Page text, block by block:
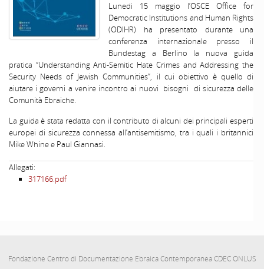
Lunedi 15 maggio l’OSCE Office for
Democratic Institutions and Human Rights
(ODIHR) ha presentato durante una
conferenza internazionale presso il
Bundestag a Berlino la nuova guida
pratica “Understanding Anti-Semitic Hate Crimes and Addressing the
Security Needs of Jewish Communities”, il cui obiettivo è quello di
aiutare i governi a venire incontro ai nuovi bisogni di sicurezza delle
Comunità Ebraiche.
La guida è stata redatta con il contributo di alcuni dei principali esperti
europei di sicurezza connessa all’antisemitismo, tra i quali i britannici
Mike Whine e Paul Giannasi.
Allegati:
317166.pdf
Fondazione Centro di Documentazione Ebraica Contemporanea CDEC ONLUS